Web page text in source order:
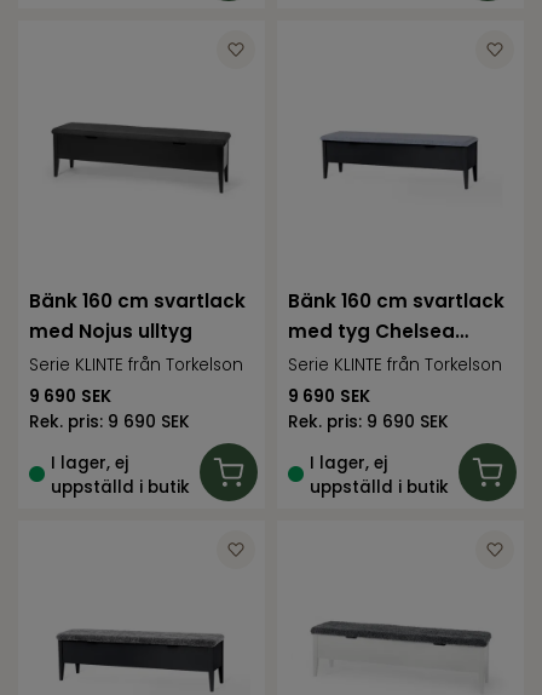
Bänk 160 cm svartlack
med Nojus ulltyg
Serie KLINTE från Torkelson
9 690 SEK
Rek. pris: 9 690 SEK
I lager, ej
uppställd i butik
Bänk 160 cm svartlack
med tyg Chelsea
ljusgrå
Serie KLINTE från Torkelson
9 690 SEK
Rek. pris: 9 690 SEK
I lager, ej
uppställd i butik